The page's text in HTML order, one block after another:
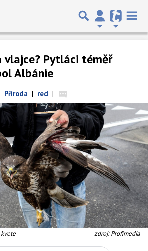
vlajce? Pytláci téměř
Albánie
Příroda | red |
kvete zdroj: Profimedia